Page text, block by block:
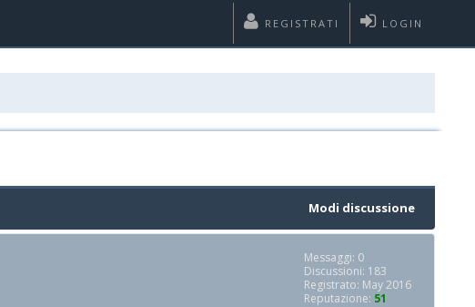
LOGIN
REGISTRATI
Modi discussione
Messaggi: 0
Discussioni: 183
Registrato: May 2016
Reputazione: 51